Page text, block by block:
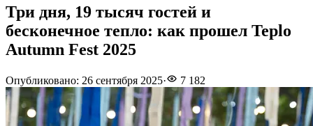
Три дня, 19 тысяч гостей и
бесконечное тепло: как прошел Teplo
Autumn Fest 2025
Опубликовано: 26 сентября 2025· 7 182